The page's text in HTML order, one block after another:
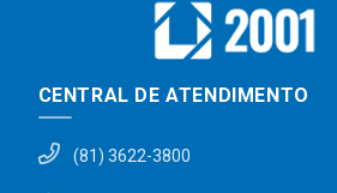
CENTRAL DE ATENDIMENTO
(81) 3622-3800